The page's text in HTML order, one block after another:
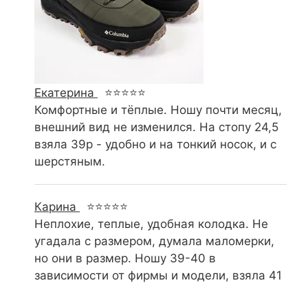
Екатерина
⭐⭐⭐⭐⭐
Комфортные и тёплые. Ношу почти месяц,
внешний вид не изменился. На стопу 24,5
взяла 39р - удобно и на тонкий носок, и с
шерстяным.
Карина
⭐⭐⭐⭐⭐
Неплохие, теплые, удобная колодка. Не
угадала с размером, думала маломерки,
но они в размер. Ношу 39-40 в
зависимости от фирмы и модели, взяла 41